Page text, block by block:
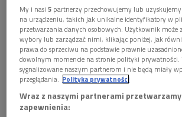
Adam Hanuszkiewicz w 2005 roku
My i nasi5 partnerzy przechowujemy lub
na urządzeniu, takich jak unikalne identyfikatory w
przetwarzania danych osobowych. Użytkownik może
wybory lub zarządzać nimi, klikając poniżej, jak
prawa do sprzeciwu na podstawie prawnie
dowolnym momencie na stronie polityki prywatności.
sygnalizowane naszym partnerom i nie będą miały
przeglądania. Polityka prywatności
Wraz z naszymi partnerami
zapewnienia: